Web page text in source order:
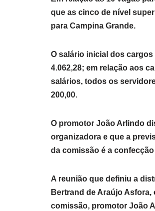
que as cinco de nível
para Campina Grande.
O salário inicial dos cargos
4.062,28; em relação aos
salários, todos os
200,00.
O promotor João Arlindo
organizadora e que a
da comissão é a
A reunião que definiu a
Bertrand de Araújo
comissão, promotor João